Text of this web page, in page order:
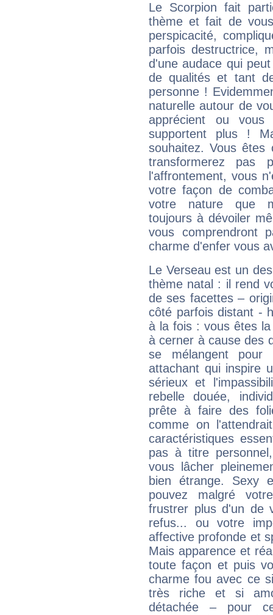
Le Scorpion fait
thème et fait de
perspicacité,
parfois destructrice,
d'une audace qui
de qualités et tant
personne !
naturelle autour de
apprécient ou
supportent plus !
souhaitez. Vous
transformerez pas
l'affrontement, vous
votre façon de
votre nature que
toujours à dévoiler
vous comprendront
charme d'enfer vous
Le Verseau est un
thème natal : il rend
de ses facettes –
côté parfois distant -
à la fois : vous êtes
à cerner à cause des
se mélangent
attachant qui inspire
sérieux et
rebelle douée,
prête à faire des
comme on
caractéristiques
pas à titre
vous lâcher
bien étrange. Sexy
pouvez malgré
frustrer plus d'un de
refus... ou votre
affective profonde et
Mais apparence et
toute façon et puis
charme fou avec ce
très riche et si
détachée – pour